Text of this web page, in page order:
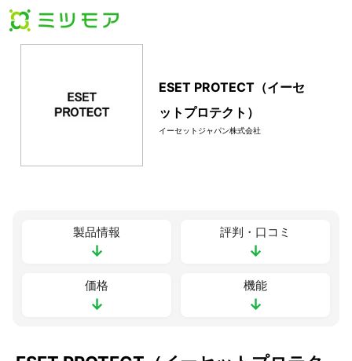
ESET PROTECT（イーセ
ットプロテクト）
イーセットジャパン株式会社
製品情報
↓
評判・口コミ
↓
価格
↓
機能
↓